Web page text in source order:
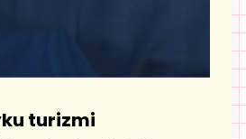
turizmi